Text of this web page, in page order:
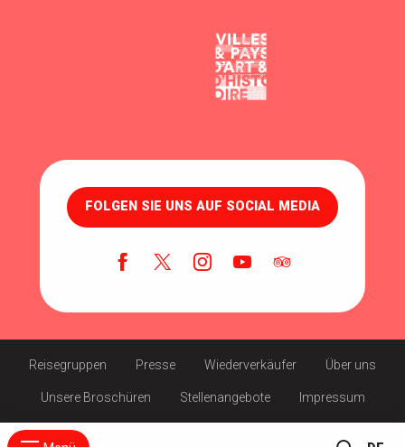
FOLGEN SIE UNS AUF SOCIAL MEDIA
Reisegruppen Presse Wiederverkäufer Über uns
Unsere Broschüren Stellenangebote Impressum